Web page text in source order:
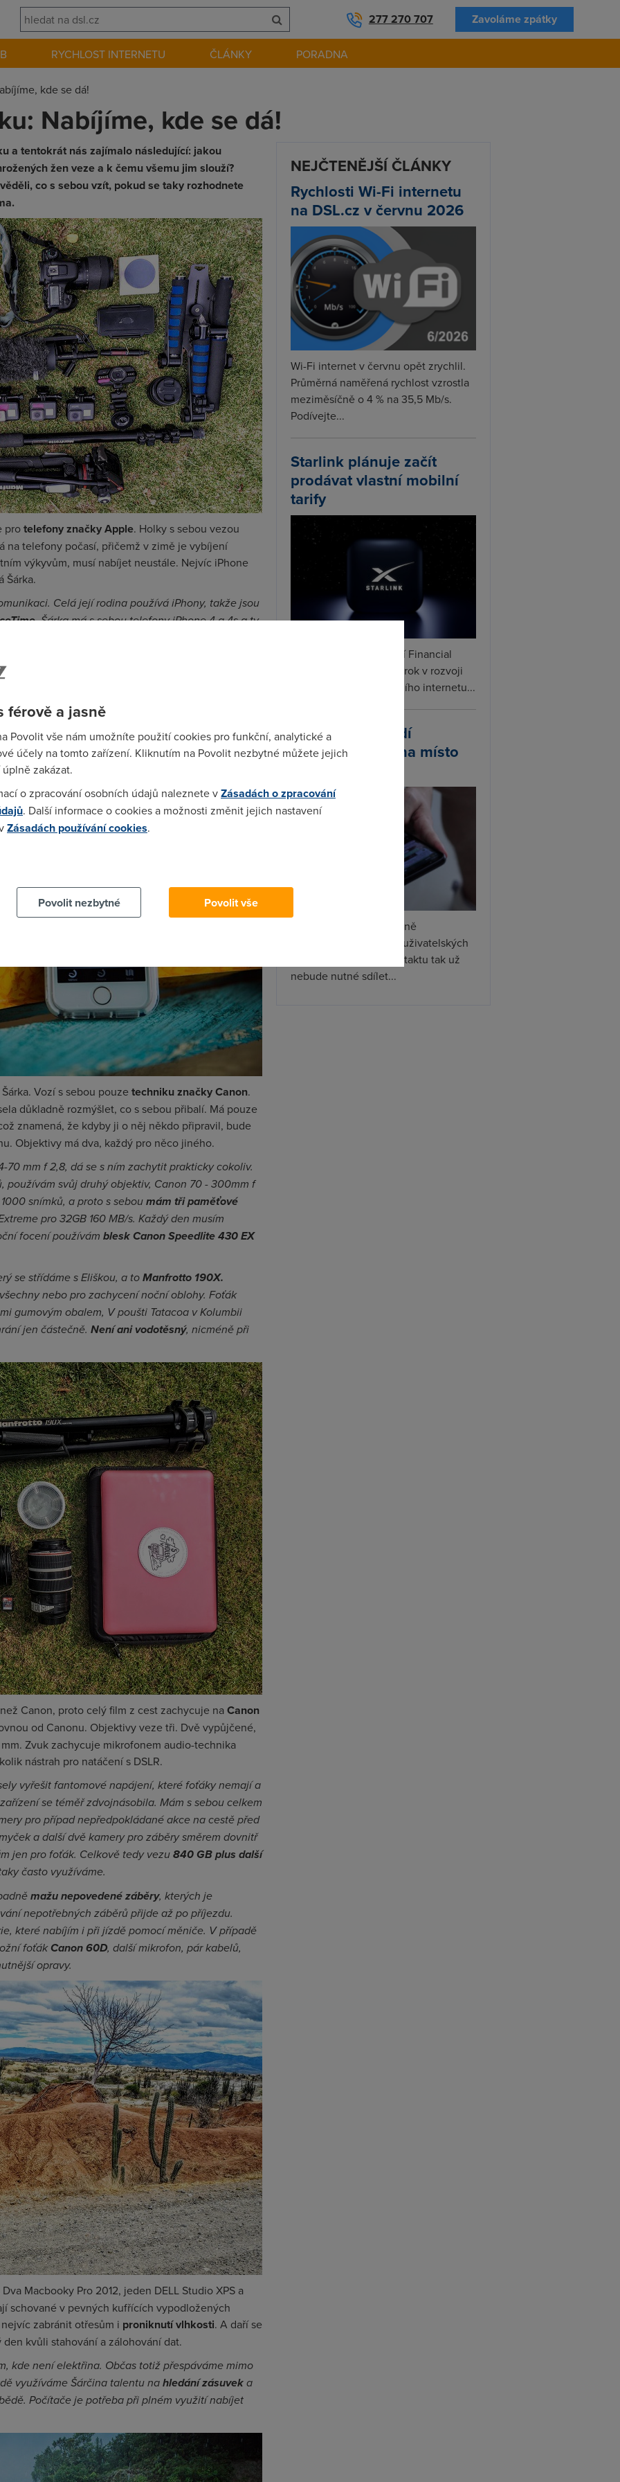
277 270 707 Zavoláme zpátky
RYCHLOST INTERNETU ČLÁNKY PORADNA
kde se dá!
Nabíjíme, kde se dá!
a tentokrát nás zajímalo následující: jakou
žen veze a k čemu všemu jim slouží?
co s sebou vzít, pokud se taky rozhodnete
protelefony značky Apple. Holky s sebou vezou
na telefony počasí, přičemž v zimě je vybíjení
výkyvům, musí nabíjet neustále. Nejvíc iPhone
Šárka.
Celá její rodina používá iPhony, takže jsou
. Šárka má s sebou telefony iPhone 4 a 4s a ty
proto nabíjí, kde se dá: u místních, v kiosku
rozhoduje intenzita používání. Lucka nabíjí
měnič připojený k baterce tříkolky.
se dostaneme do místa s možností napájení naší
jednu zásuvku. Proto s sebou
věcí. A i to je většinou málo, takže první se nabíjí
do foťáku, kamery a GoPro. Zásuvky tu mají
pouze jedna.
Vozí s sebou pouze techniku značky Canon.
důkladně rozmýšlet, co s sebou přibalí. Má pouze
znamená, že kdyby ji o něj někdo připravil, bude
Objektivy má dva, každý pro něco jiného.
mm f 2,8, dá se s ním zachytit prakticky cokoliv.
používám svůj druhý objektiv, Canon 70 - 300mm f
snímků, a proto s seboumám tři paměťové
pro 32GB 160 MB/s. Každý den musím
focení používám blesk Canon Speedlite 430 EX
se střídáme s Eliškou, a toManfrotto 190X.
nebo pro zachycení noční oblohy. Foťák
gumovým obalem, V poušti Tatacoa v Kolumbii
jen částečně. Není ani vodotěsný, nicméně při
Canon, proto celý film z cest zachycuje naCanon
od Canonu. Objektivy veze tři. Dvě vypůjčené,
mm. Zvuk zachycuje mikrofonem audio-technika
nástrah pro natáčení s DSLR.
vyřešit fantomové napájení, které foťáky nemají a
se téměř zdvojnásobila. Mám s sebou celkem
pro případ nepředpokládané akce na cestě před
a další dvě kamery pro záběry směrem dovnitř
jen pro foťák. Celkově tedy vezu840 GB plus další
často využíváme.
mažu nepovedené záběry, kterých je
nepotřebných záběrů přijde až po příjezdu.
které nabíjím i při jízdě pomocí měniče. V případě
foťákCanon 60D, další mikrofon, pár kabelů,
opravy.
Dva Macbooky Pro 2012, jeden DELL Studio XPS a
schované v pevných kufřících vypodložených
zabránit otřesům i proniknutí vlhkosti. A daří se
kvůli stahování a zálohování dat.
kde není elektřina. Občas totiž přespáváme mimo
využíváme Šárčina talentu nahledání zásuveka
Počítače je potřeba při plném využití nabíjet
NEJČTENĚJŠÍ ČLÁNKY
Rychlosti Wi-Fi internetu
na DSL.cz v červnu 2026
Wi-Fi internet v červnu opět zrychlil.
Průměrná naměřená rychlost vzrostla
meziměsíčně o 4 % na 35,5 Mb/s.
Podívejte...
Starlink plánuje začít
prodávat vlastní mobilní
tarify
SpaceX podle informací Financial
Times připravuje další krok v rozvoji
Starlinku. Vedle satelitního internetu...
WhatsApp zavádí
uživatelská jména místo
WhatsApp začal postupně
zpřístupňovat podporu uživatelských
jmen. Při předávání kontaktu tak už
nebude nutné sdílet...
férově a jasně
Povolit vše nám umožníte použití cookies pro funkční, analytické a
účely na tomto zařízení. Kliknutím na Povolit nezbytné můžete jejich
zakázat.
o zpracování osobních údajů naleznete vZásadách o zpracování
. Další informace o cookies a možnosti změnit jejich nastavení
Zásadách používání cookies.
Povolit nezbytné
Povolit vše